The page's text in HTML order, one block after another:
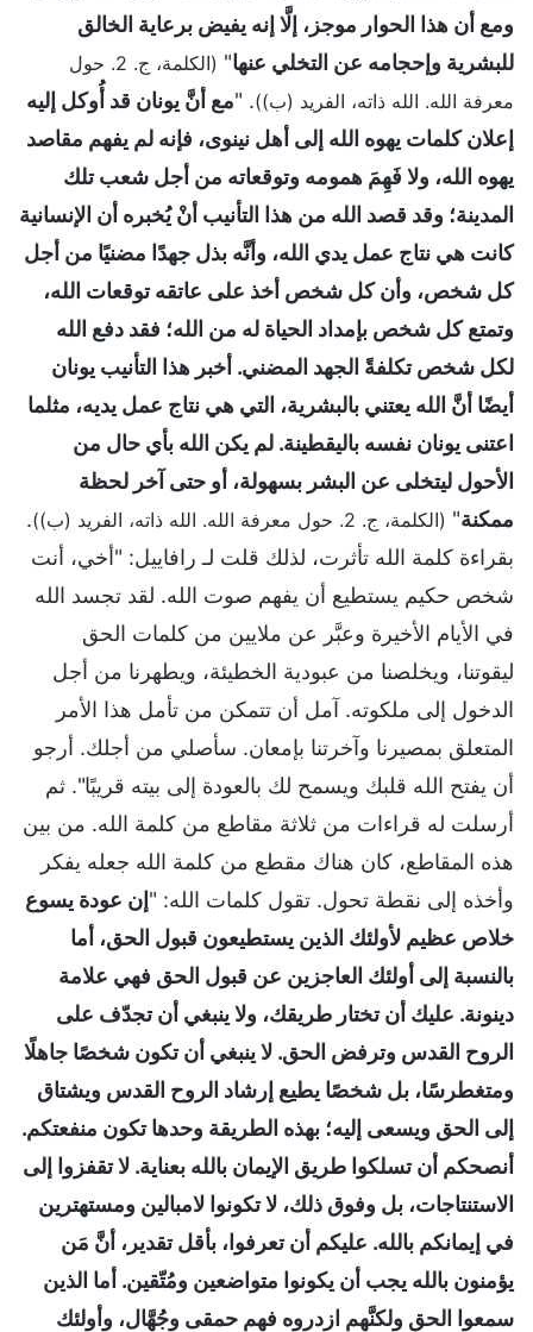
ومع أن هذا الحوار موجز، إلَّا إنه يفيض برعاية الخالق
للبشرية وإحجامه عن التخلي عنها"
(الكلمة، ج. 2. حول
معرفة الله. الله ذاته، الفريد (ب)). "مع أنَّ يونان قد أُوكل إليه
إعلان كلمات يهوه الله إلى أهل نينوى، فإنه لم يفهم مقاصد
يهوه الله، ولا فَهِمَ همومه وتوقعاته من أجل شعب تلك
المدينة؛ وقد قصد الله من هذا التأنيب أنْ يُخبره أن الإنسانية
كانت هي نتاج عمل يدي الله، وأنَّه بذل جهدًا مضنيًا من أجل
كل شخص، وأن كل شخص أخذ على عاتقه توقعات الله،
وتمتع كل شخص بإمداد الحياة له من الله؛ فقد دفع الله
لكل شخص تكلفةً الجهد المضني. أخبر هذا التأنيب يونان
أيضًا أنَّ الله يعتني بالبشرية، التي هي نتاج عمل يديه، مثلما
اعتنى يونان نفسه باليقطينة. لم يكن الله بأي حال من
الأحول ليتخلى عن البشر بسهولة، أو حتى آخر لحظة
ممكنة" (الكلمة، ج. 2. حول معرفة الله. الله ذاته، الفريد (ب))
.
بقراءة كلمة الله تأثرت، لذلك قلت لـ رافاييل: "أخي، أنت
شخص حكيم يستطيع أن يفهم صوت الله. لقد تجسد الله
في الأيام الأخيرة وعبَّر عن ملايين من كلمات الحق
ليقوتنا، ويخلصنا من عبودية الخطيئة، ويطهرنا من أجل
الدخول إلى ملكوته. آمل أن تتمكن من تأمل هذا الأمر
المتعلق بمصيرنا وآخرتنا بإمعان. سأصلي من أجلك. أرجو
أن يفتح الله قلبك ويسمح لك بالعودة إلى بيته قريبًا". ثم
أرسلت له قراءات من ثلاثة مقاطع من كلمة الله. من بين
هذه المقاطع، كان هناك مقطع من كلمة الله جعله يفكر
وأخذه إلى نقطة تحول. تقول كلمات الله: "إن عودة يسوع
خلاص عظيم لأولئك الذين يستطيعون قبول الحق، أما
بالنسبة إلى أولئك العاجزين عن قبول الحق فهي علامة
دينونة. عليك أن تختار طريقك، ولا ينبغي أن تجدّف على
الروح القدس وترفض الحق. لا ينبغي أن تكون شخصًا جاهلًا
ومتغطرسًا، بل شخصًا يطيع إرشاد الروح القدس ويشتاق
إلى الحق ويسعى إليه؛ بهذه الطريقة وحدها تكون منفعتكم.
أنصحكم أن تسلكوا طريق الإيمان بالله بعناية. لا تقفزوا إلى
الاستنتاجات، بل وفوق ذلك، لا تكونوا لامبالين ومستهترين
في إيمانكم بالله. عليكم أن تعرفوا، بأقل تقدير، أنَّ مَن
يؤمنون بالله يجب أن يكونوا متواضعين ومُتّقين. أما الذين
سمعوا الحق ولكنَّهم ازدروه فهم حمقى وجُهَّال، وأولئك